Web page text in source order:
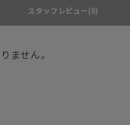
スタッフレビュー(0)
ません。